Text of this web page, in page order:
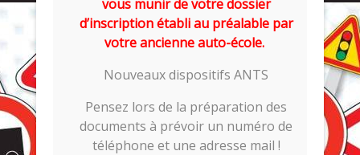
vous munir de votre dossier
d’inscription établi au préalable par
votre ancienne auto-école.
Nouveaux dispositifs ANTS
Pensez lors de la préparation des
documents à prévoir un numéro de
téléphone et une adresse mail !